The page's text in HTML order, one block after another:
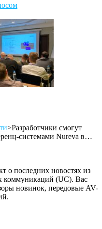
>Разработчики смогут
системами Nureva в…
о последних новостях из
коммуникаций (UC). Вас
новинок, передовые AV-